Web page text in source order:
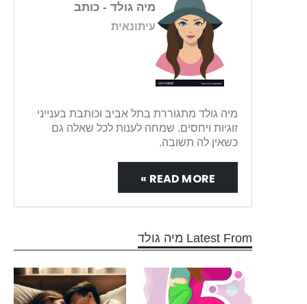
מיה גולד - כותב
עיתונאית
מיה גולד מתגוררת בתל אביב וכותבת בענייני
זוגיות ויחסים. שמחה לענות לכל שאלה גם
כשאין לה תשובה.
READ MORE »
Latest From מיה גולד